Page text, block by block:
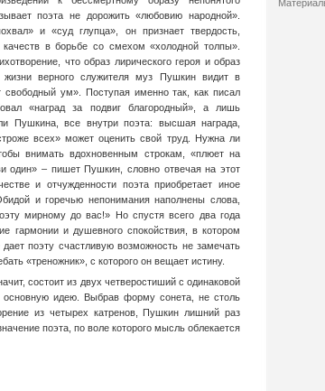
поэта не дорожить «любовию народной».
и «суд глупца», он признает твердость,
в борьбе со смехом «холодной толпы».
что образ лирического героя и образ
верного служителя муз Пушкин видит в
свободный ум». Поступая именно так, как писал
«наград за подвиг благородный», а лишь
Пушкина, все внутри поэта: высшая награда,
всех» может оценить свой труд. Нужна ли
внимать вдохновенным строкам, «плюет на
один» – пишет Пушкин, словно отвечая на этот
и отчужденности поэта приобретает иное
и горечью непонимания наполнены слова,
мирному до вас!» Но спустя всего два года
гармонии и душевного спокойствия, в котором
поэту счастливую возможность не замечать
«треножник», с которого он вещает истину.
состоит из двух четверостиший с одинаковой
идею. Выбрав форму сонета, не столь
из четырех катренов, Пушкин лишний раз
поэта, по воле которого мысль облекается